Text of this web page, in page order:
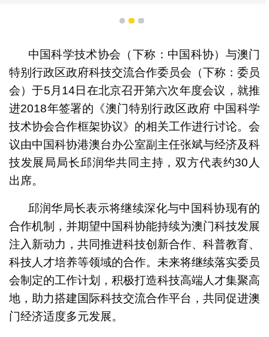
1 2 3
中国科学技术协会（下称：中国科协）与澳门
特别行政区政府科技交流合作委员会（下称：委员
会）于5月14日在北京召开第六次年度会议，就推
进2018年签署的《澳门特别行政区政府 中国科学
技术协会合作框架协议》的相关工作进行讨论。会
议由中国科协港澳台办公室副主任张斌与经济及科
技发展局局长邱润华共同主持，双方代表约30人
出席。
邱润华局长表示将继续深化与中国科协现有的
合作机制，并期望中国科协能持续为澳门科技发展
注入新动力，共同推进科技创新合作、科普教育、
科技人才培养等领域的合作。未来将继续落实委员
会制定的工作计划，积极打造科技高端人才集聚高
地，助力搭建国际科技交流合作平台，共同促进澳
门经济适度多元发展。